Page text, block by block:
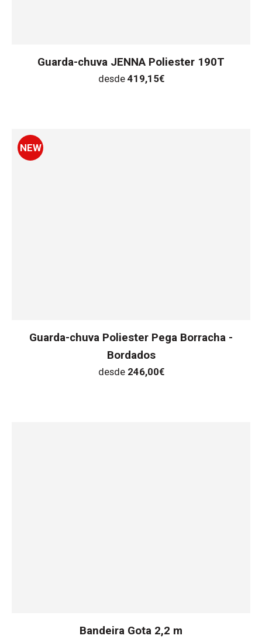
Guarda-chuva JENNA Poliester 190T
desde 419,15€
NEW
Guarda-chuva Poliester Pega Borracha -
Bordados
desde 246,00€
Bandeira Gota 2,2 m